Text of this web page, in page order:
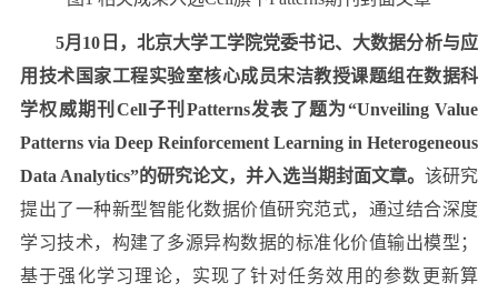
5月10日，北京大学工学院党委书记、大数据分析与应
用技术国家工程实验室核心成员宋洁教授课题组在数据科
学权威期刊Cell子刊Patterns发表了题为“Unveiling Value
Patterns via Deep Reinforcement Learning in Heterogeneous
Data Analytics”的研究论文，并入选当期封面文章。 该研究
提出了一种新型智能化数据价值研究范式，通过结合深度
学习技术，构建了多源异构数据的标准化价值输出模型；
基于强化学习理论，实现了针对任务效用的参数更新算